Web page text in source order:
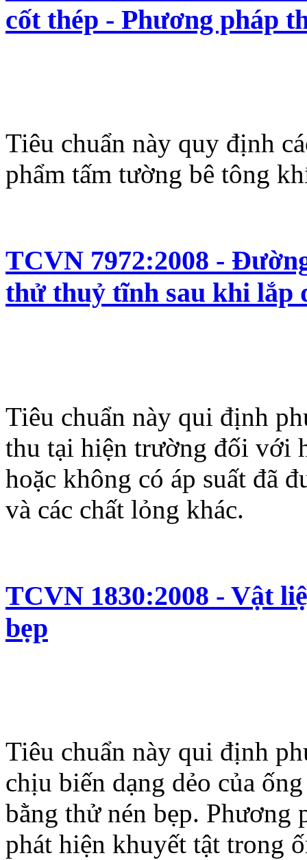
cốt thép - Phương pháp
Tiêu chuẩn này quy định
phẩm tấm tường bê tông
TCVN 7972:2008 -
thử thuỷ tĩnh sau khi lắp
Tiêu chuẩn này qui định
thu tại hiện trường đối với
hoặc không có áp suất đã
và các chất lỏng khác.
TCVN 1830:2008 - Vật
bẹp
Tiêu chuẩn này qui định
chịu biến dạng dẻo của
bằng thử nén bẹp. Phương
phát hiện khuyết tật trong